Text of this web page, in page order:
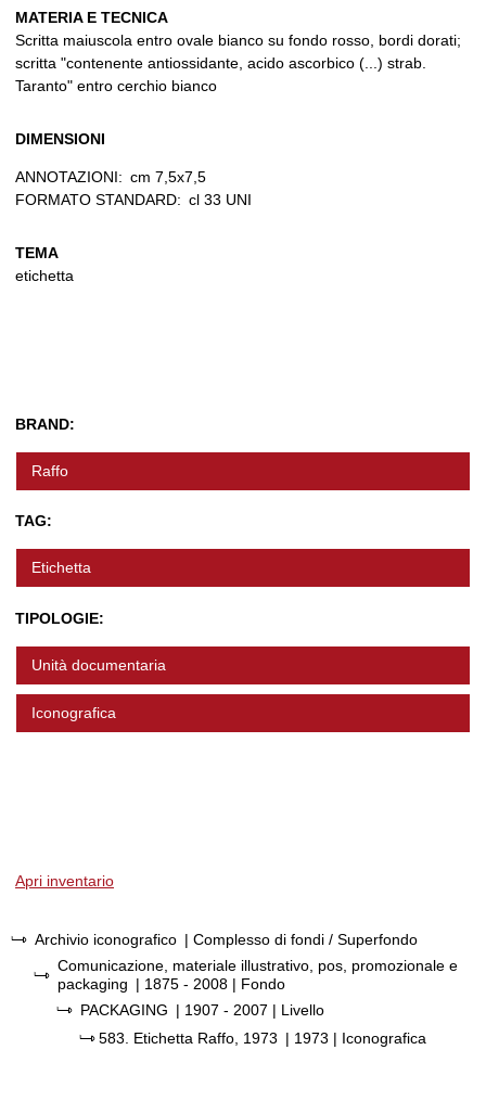
MATERIA E TECNICA
Scritta maiuscola entro ovale bianco su fondo rosso, bordi dorati;
scritta "contenente antiossidante, acido ascorbico (...) strab.
Taranto" entro cerchio bianco
DIMENSIONI
ANNOTAZIONI: cm 7,5x7,5
FORMATO STANDARD: cl 33 UNI
TEMA
etichetta
BRAND:
Raffo
TAG:
Etichetta
TIPOLOGIE:
Unità documentaria
Iconografica
Apri inventario
Archivio iconografico | Complesso di fondi / Superfondo
Comunicazione, materiale illustrativo, pos, promozionale e
packaging | 1875 - 2008 | Fondo
PACKAGING | 1907 - 2007 | Livello
583.
Etichetta Raffo, 1973 | 1973 | Iconografica